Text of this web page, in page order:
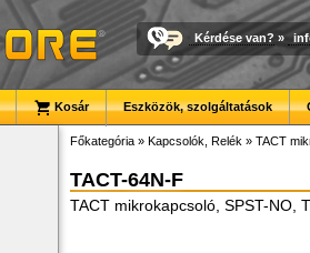
Kérdése van? »
Kosár Eszközök, szolgáltatások
Főkategória » Kapcsolók, Relék » TACT
TACT-64N-F
TACT mikrokapcsoló, SPST-NO,